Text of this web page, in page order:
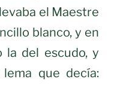
el Maestre
blanco, y en
la del escudo, y
que decía: